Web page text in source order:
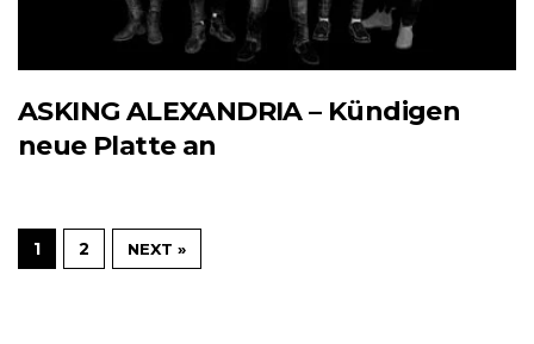
ASKING ALEXANDRIA – Kündigen
neue Platte an
1 2 NEXT »